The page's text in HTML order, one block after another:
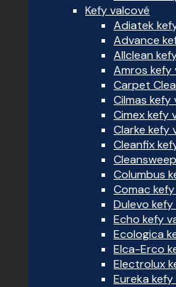
Kefy valcové
Adiatek
Advance
Allclean
Amros kefy
Carpet
Cilmas kefy
Cimex kefy
Clarke kefy
Cleanfix
Columbus
Comac
Dulevo
Echo kefy
Ecologica
Elca-Erco
Electrolux
Eureka